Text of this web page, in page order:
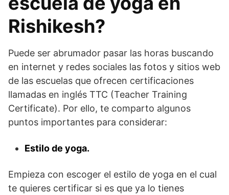
Rishikesh?
Puede ser abrumador pasar las horas buscando
en internet y redes sociales las fotos y sitios web
de las escuelas que ofrecen certificaciones
llamadas en inglés TTC (Teacher Training
Certificate). Por ello, te comparto algunos
puntos importantes para considerar:
Estilo de yoga.
Empieza con escoger el estilo de yoga en el cual
te quieres certificar si es que ya lo tienes